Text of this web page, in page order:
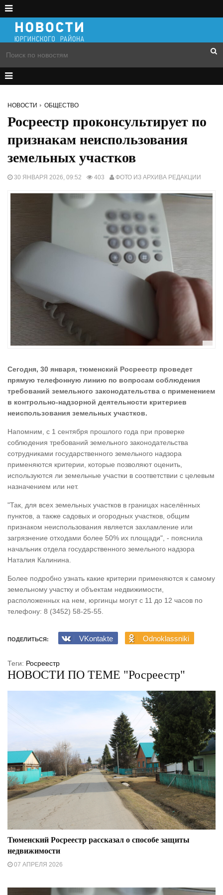
НОВОСТИ ОБЩЕСТВО
Росреестр проконсультирует по
признакам неиспользования
земельных участков
30 ЯНВАРЯ 2026, 09:52 403 ФОТО ИЗ АРХИВА РЕДАКЦИИ
Сегодня, 30 января, тюменский Росреестр проведет
прямую телефонную линию по вопросам соблюдения
требований земельного законодательства с применением
в контрольно-надзорной деятельности критериев
неиспользования земельных участков.
Напомним, с 1 сентября прошлого года при проверке
соблюдения требований земельного законодательства
сотрудниками государственного земельного надзора
применяются критерии, которые позволяют оценить,
используются ли земельные участки в соответствии с целевым
назначением или нет.
"Так, для всех земельных участков в границах населённых
пунктов, а также садовых и огородных участков, общим
признаком неиспользования является захламление или
загрязнение отходами более 50% их площади", - пояснила
начальник отдела государственного земельного надзора
Наталия Калинина.
Более подробно узнать какие критерии применяются к самому
земельному участку и объектам недвижимости,
расположенных на нем, юргинцы могут с 11 до 12 часов по
телефону: 8 (3452) 58-25-55.
ПОДЕЛИТЬСЯ: VKontakte Odnoklassniki
Теги: Росреестр
НОВОСТИ ПО ТЕМЕ "Росреестр"
Тюменский Росреестр рассказал о способе защиты
недвижимости
07 АПРЕЛЯ 2026